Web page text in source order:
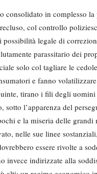
in complesso
col controllo
legale di
parassitario dei
solo col tagliare le
e fanno
tirano i fili degli
sotto l’apparenza del
e la miseria delle grandi
nelle sue linee
essere rivolte a
invece indirizzate alla